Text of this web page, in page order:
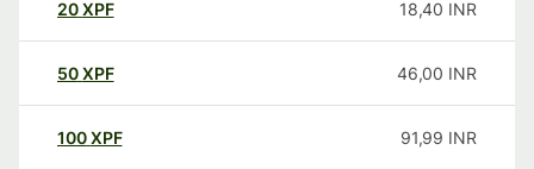
20XPF 18,40 INR
50XPF 46,00 INR
100XPF 91,99 INR